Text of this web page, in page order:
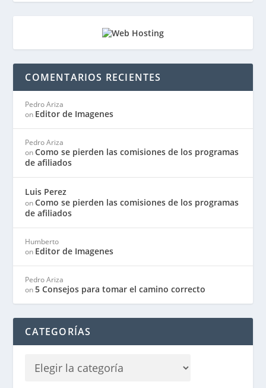
COMENTARIOS RECIENTES
Pedro Ariza
on Editor de Imagenes
Pedro Ariza
onComo se pierden las comisiones de los programas
de afiliados
Luis Perez
onComo se pierden las comisiones de los programas
de afiliados
Humberto
on Editor de Imagenes
Pedro Ariza
on5 Consejos para tomar el camino correcto
CATEGORÍAS